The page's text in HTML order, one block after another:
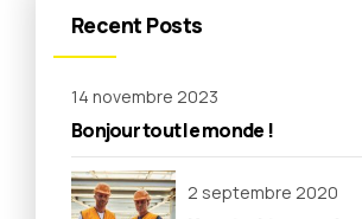
Recent Posts
14 novembre 2023
Bonjour tout le monde !
2 septembre 2020